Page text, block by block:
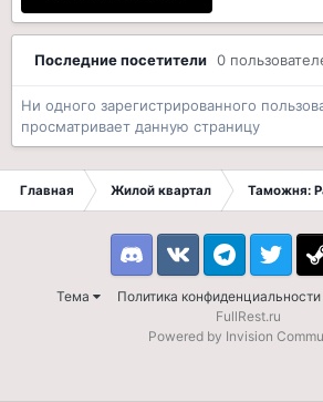
Последние посетители 0
Ни одного зарегистрированного
просматривает данную страницу
Главная Жилой квартал Таможня:
Тема Политика конфиденциальности
DiscordVK TelegramTwitter
FullRest.ru
Powered by Invision